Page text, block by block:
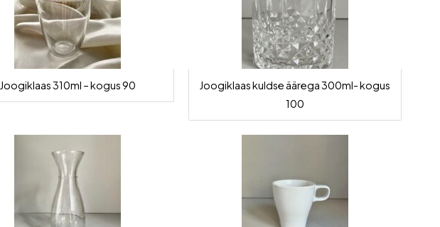
Joogiklaas 310ml – kogus 90
Joogiklaas kuldse äärega 300ml- kogus
100